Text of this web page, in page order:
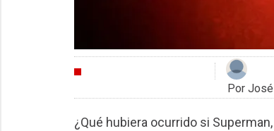
Por
¿Qué hubiera ocurrido si